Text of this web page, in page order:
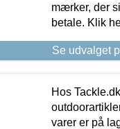
mærker, der
betale. Klik
Se udvalget
Hos
varer er på